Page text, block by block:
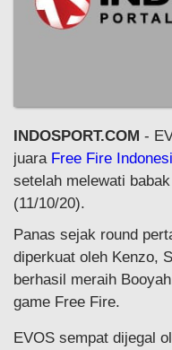
INDOSPORT.COM -
juara Free Fire
setelah melewati
(11/10/20).
Panas sejak round
diperkuat oleh Kenzo,
berhasil meraih
game Free Fire.
EVOS sempat dijegal